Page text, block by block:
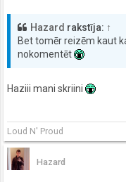
Hazard rakstīja: ↑
Bet tomēr reizēm kaut
nokomentēt
Haziii mani skriini
Loud N' Proud
Hazard